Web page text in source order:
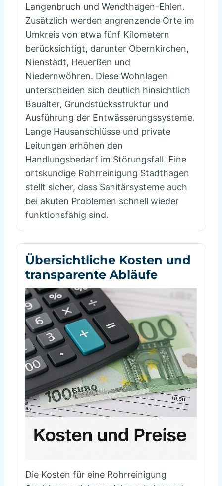
Langenbruch und Wendthagen-Ehlen.
Zusätzlich werden angrenzende Orte im
Umkreis von etwa fünf Kilometern
berücksichtigt, darunter Obernkirchen,
Nienstädt, Heuerßen und
Niedernwöhren. Diese Wohnlagen
unterscheiden sich deutlich hinsichtlich
Baualter, Grundstücksstruktur und
Ausführung der Entwässerungssysteme.
Lange Hausanschlüsse und private
Leitungen erhöhen den
Handlungsbedarf im Störungsfall. Eine
ortskundige Rohrreinigung Stadthagen
stellt sicher, dass Sanitärsysteme auch
bei akuten Problemen schnell wieder
funktionsfähig sind.
Übersichtliche Kosten und
transparente Abläufe
Die Kosten für eine Rohrreinigung